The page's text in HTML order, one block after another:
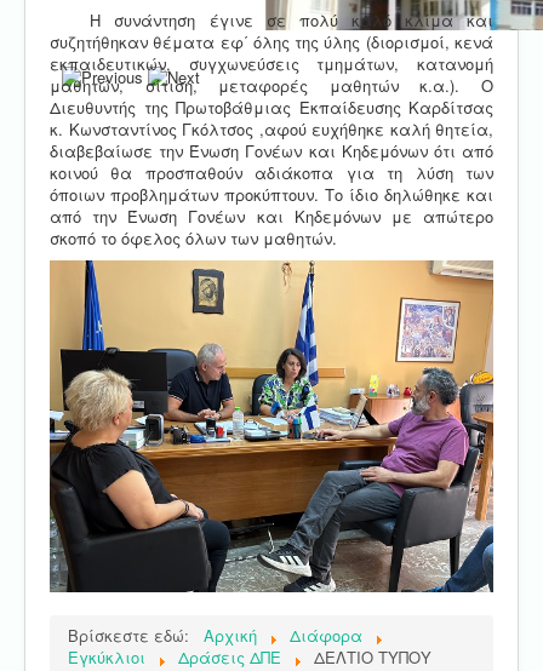
Η συνάντηση έγινε σε πολύ καλό κλίμα και
συζητήθηκαν θέματα εφ΄ όλης της ύλης (διορισμοί, κενά
εκπαιδευτικών, συγχωνεύσεις τμημάτων, κατανομή
μαθητών, σίτιση, μεταφορές μαθητών κ.α.). Ο
Διευθυντής της Πρωτοβάθμιας Εκπαίδευσης Καρδίτσας
κ. Κωνσταντίνος Γκόλτσος ,αφού ευχήθηκε καλή θητεία,
διαβεβαίωσε την Ένωση Γονέων και Κηδεμόνων ότι από
κοινού θα προσπαθούν αδιάκοπα για τη λύση των
όποιων προβλημάτων προκύπτουν. Το ίδιο δηλώθηκε και
από την Ένωση Γονέων και Κηδεμόνων με απώτερο
σκοπό το όφελος όλων των μαθητών.
Βρίσκεστε εδώ: Αρχική
Διάφορα
Εγκύκλιοι
Δράσεις ΔΠΕ ΔΕΛΤΙΟ ΤΥΠΟΥ